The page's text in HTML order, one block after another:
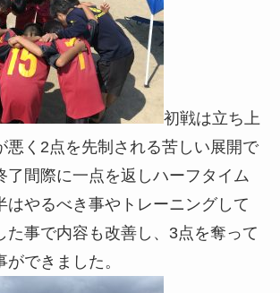
初戦は立ち上
悪く2点を先制される苦しい展開で
了間際に一点を返しハーフタイム
はやるべき事やトレーニングして
た事で内容も改善し、3点を奪って
できました。